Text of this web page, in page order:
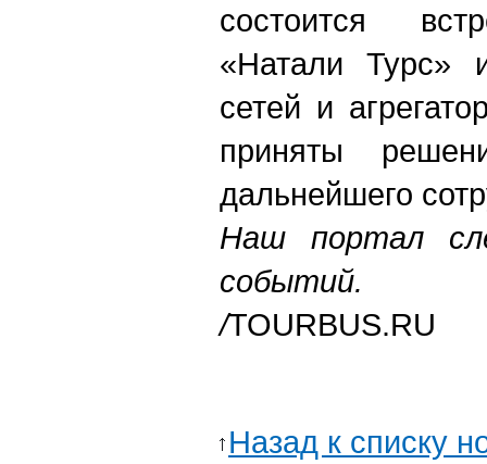
состоится
«Натали Турс»
сетей и
приняты
дальнейшего
Наш портал
событий.
/TOURBUS.RU
Назад к списку